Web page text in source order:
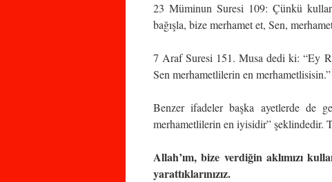
23 Müminun Suresi 109: Çünkü
bağışla, bize merhamet et, Sen,
7 Araf Suresi 151. Musa dedi ki: “Ey
Sen merhametlilerin en merhametlisisin.”
Benzer ifadeler başka ayetlerde de
merhametlilerin en iyisidir” şeklindedir.
Allah’ım, bize verdiğin aklımızı
yarattıklarınızız.